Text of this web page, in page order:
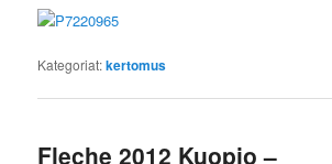
Kategoriat:kertomus
Fleche 2012 Kuopio –